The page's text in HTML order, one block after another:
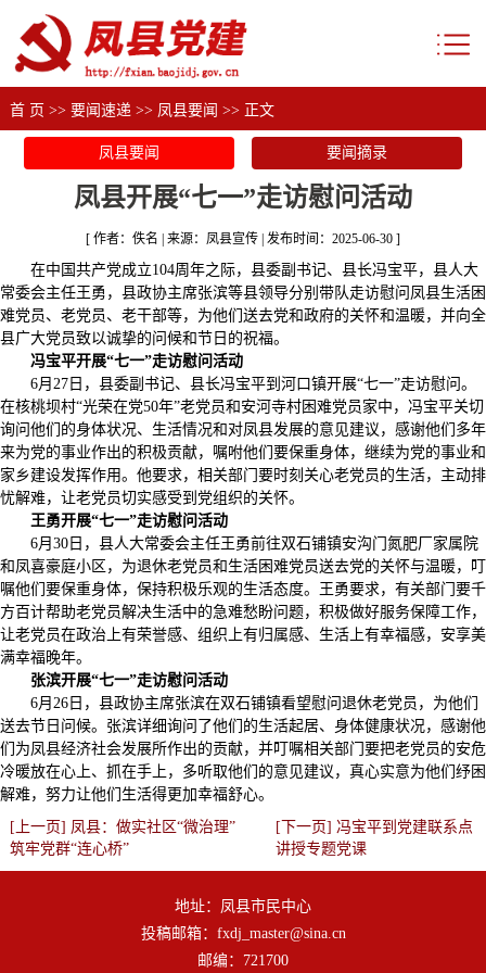
首 页 >> 要闻速递>> 凤县要闻 >> 正文
凤县要闻 要闻摘录
凤县开展“七一”走访慰问活动
[ 作者：佚名 | 来源：凤县宣传 | 发布时间：2025-06-30 ]
在中国共产党成立104周年之际，县委副书记、县长冯宝平，县人大
常委会主任王勇，县政协主席张滨等县领导分别带队走访慰问凤县生活困
难党员、老党员、老干部等，为他们送去党和政府的关怀和温暖，并向全
县广大党员致以诚挚的问候和节日的祝福。
冯宝平开展“七一”走访慰问活动
6月27日，县委副书记、县长冯宝平到河口镇开展“七一”走访慰问。
在核桃坝村“光荣在党50年”老党员和安河寺村困难党员家中，冯宝平关切
询问他们的身体状况、生活情况和对凤县发展的意见建议，感谢他们多年
来为党的事业作出的积极贡献，嘱咐他们要保重身体，继续为党的事业和
家乡建设发挥作用。他要求，相关部门要时刻关心老党员的生活，主动排
忧解难，让老党员切实感受到党组织的关怀。
王勇开展“七一”走访慰问活动
6月30日，县人大常委会主任王勇前往双石铺镇安沟门氮肥厂家属院
和凤喜豪庭小区，为退休老党员和生活困难党员送去党的关怀与温暖，叮
嘱他们要保重身体，保持积极乐观的生活态度。王勇要求，有关部门要千
方百计帮助老党员解决生活中的急难愁盼问题，积极做好服务保障工作，
让老党员在政治上有荣誉感、组织上有归属感、生活上有幸福感，安享美
满幸福晚年。
张滨开展“七一”走访慰问活动
6月26日，县政协主席张滨在双石铺镇看望慰问退休老党员，为他们
送去节日问候。张滨详细询问了他们的生活起居、身体健康状况，感谢他
们为凤县经济社会发展所作出的贡献，并叮嘱相关部门要把老党员的安危
冷暖放在心上、抓在手上，多听取他们的意见建议，真心实意为他们纾困
解难，努力让他们生活得更加幸福舒心。
[上一页] 凤县：做实社区“微治理”
筑牢党群“连心桥”
[下一页] 冯宝平到党建联系点
讲授专题党课
地址：凤县市民中心
投稿邮箱：fxdj_master@sina.cn
邮编：721700